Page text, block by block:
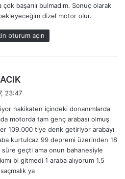
çok başarılı bulmadım. Sonuç olarak
dizel motor olur.
oturum açın
e
i
k
i
23:47
hakikaten içindeki donanımlarda
motorda tam genç arabası olmuş
109.000 tlye denk getiriyor arabayı
kurtulcaz 99 depremi üzerinden 18
süre geçti ama onun bahanesiyle
bi gitmedi 1 araba alıyorum 1.5
ya